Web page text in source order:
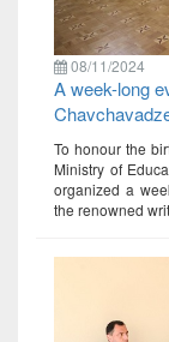
08/11/2024
A week-long
To honour the
Ministry of
organized a
the renowned